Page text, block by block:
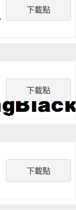
下載點
下載點
下載點